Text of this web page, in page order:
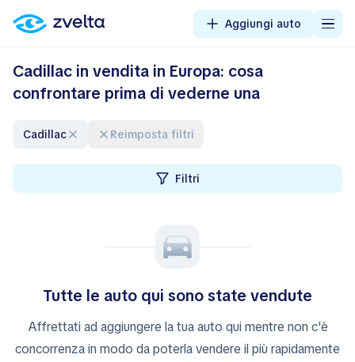
Aggiungi auto
Cadillac in vendita in Europa: cosa
confrontare prima di vederne una
Cadillac Reimposta filtri
Filtri
Tutte le auto qui sono state vendute
Affrettati ad aggiungere la tua auto qui mentre non c'è
concorrenza in modo da poterla vendere il più rapidamente